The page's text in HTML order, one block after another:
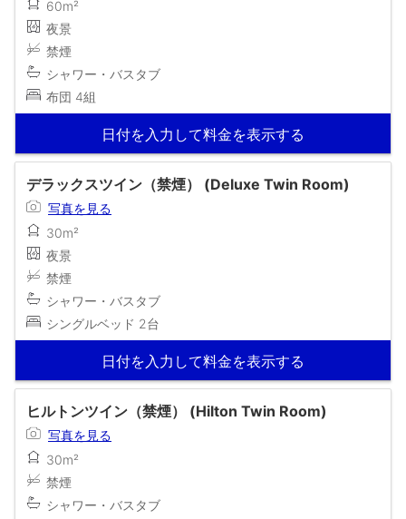
60m²
夜景
禁煙
シャワー・バスタブ
布団 4組
日付を入力して料金を表示する
デラックスツイン（禁煙） (Deluxe Twin Room)
写真を見る
30m²
夜景
禁煙
シャワー・バスタブ
シングルベッド 2台
日付を入力して料金を表示する
ヒルトンツイン（禁煙） (Hilton Twin Room)
写真を見る
30m²
禁煙
シャワー・バスタブ